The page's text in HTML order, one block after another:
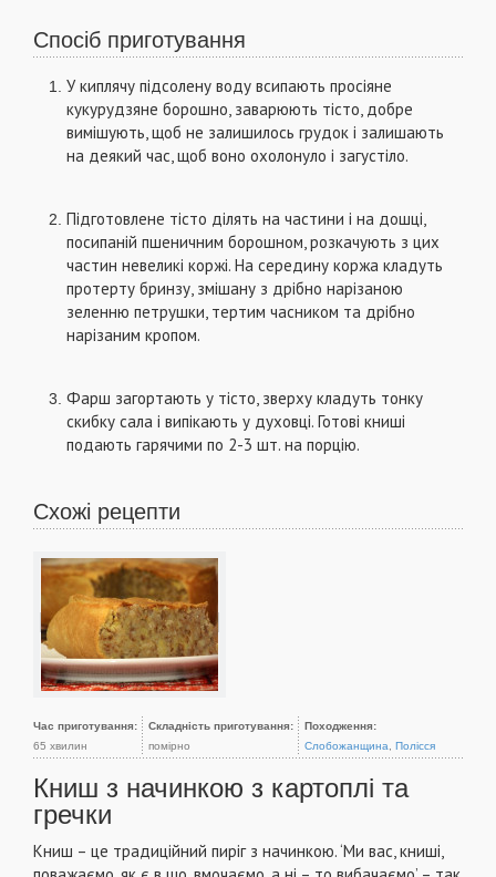
Спосіб приготування
У киплячу підсолену воду всипають просіяне
кукурудзяне бо­рошно, заварюють тісто, добре
вимішують, щоб не залишилось гру­док і залишають
на деякий час, щоб воно охолонуло і загустіло.
Підготовлене тісто ділять на частини і на дошці,
посипаній пше­ничним борошном, розкачують з цих
частин невеликі коржі. На середину коржа кладуть
протерту бринзу, змішану з дрібно нарізаною
зеленню петрушки, тертим часником та дрібно
нарізаним кропом.
Фарш загортають у тісто, зверху кладуть тонку
скибку сала і випікають у духовці. Готові книші
подають гарячими по 2-3 шт. на порцію.
Схожі рецепти
Час приготування:
65 хвилин
Складність приготування:
помірно
Походження:
Слобожанщина
Полісся
Книш з начинкою з картоплі та
гречки
Книш – це традиційний пиріг з начинкою. ‘Ми вас, книші,